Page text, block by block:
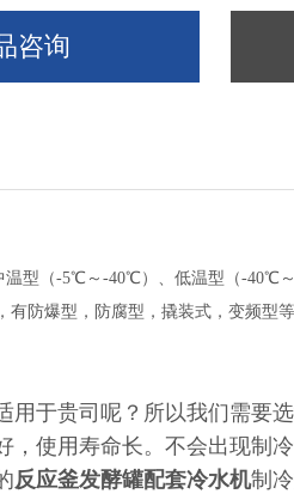
咨询
型（-5℃～ -40℃）、低温型（-40℃～
防爆型，防腐型，撬装式，变频型
用于贵司呢？所以我们需要
使用寿命长。不会出现制
反应釜发酵罐配套冷水机制